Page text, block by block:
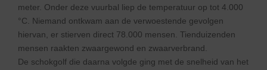
meter. Onder deze vuurbal liep de temperatuur op tot 4.000
°C. Niemand ontkwam aan de verwoestende gevolgen
hiervan, er stierven direct 78.000 mensen. Tienduizenden
mensen raakten zwaargewond en zwaarverbrand.
De schokgolf die daarna volgde ging met de snelheid van het